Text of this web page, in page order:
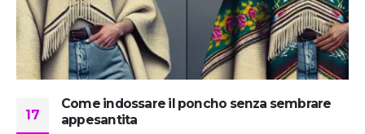
17
Come indossare il poncho senza sembrare
appesantita